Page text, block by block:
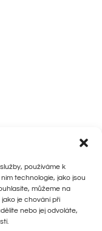
používáme k
technologie, jako jsou
můžeme na
je chování při
nebo jej odvoláte,